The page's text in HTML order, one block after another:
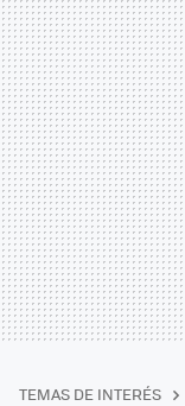
TEMAS DE INTERÉS